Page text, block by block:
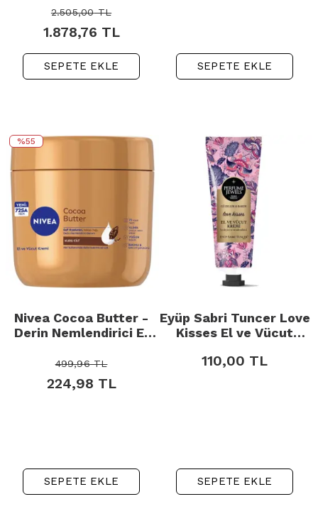
2.505,00TL
1.878,76 TL
SEPETE EKLE SEPETE EKLE
%55
Nivea Cocoa Butter -
Derin Nemlendirici El
499,96TL
224,98 TL
SEPETE EKLE
Eyüp Sabri Tuncer Love
Kisses El ve Vücut
110,00 TL
SEPETE EKLE